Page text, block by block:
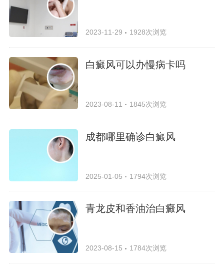
2023-11-29 1928次浏览
白癜风可以办慢病卡吗
2023-08-11 1845次浏览
成都哪里确诊白癜风
2025-01-05 1794次浏览
青龙皮和香油治白癜风
2023-08-15 1784次浏览